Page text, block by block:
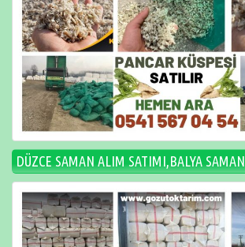
DÜZCE SAMAN ALIM SATIMI,BALYA SAMAN